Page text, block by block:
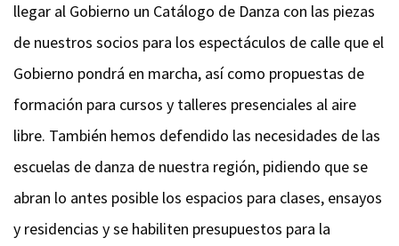
llegar al Gobierno un Catálogo de Danza con las piezas
de nuestros socios para los espectáculos de calle que el
Gobierno pondrá en marcha, así como propuestas de
formación para cursos y talleres presenciales al aire
libre. También hemos defendido las necesidades de las
escuelas de danza de nuestra región, pidiendo que se
abran lo antes posible los espacios para clases, ensayos
y residencias y se habiliten presupuestos para la